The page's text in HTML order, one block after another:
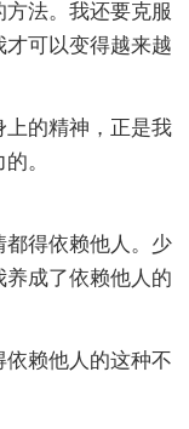
法。我还要克服
可以变得越来越
的精神，正是我
。
得依赖他人。少
成了依赖他人的
赖他人的这种不